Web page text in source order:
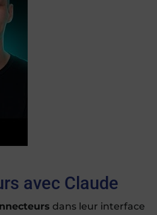
avec Claude
dans leur interface